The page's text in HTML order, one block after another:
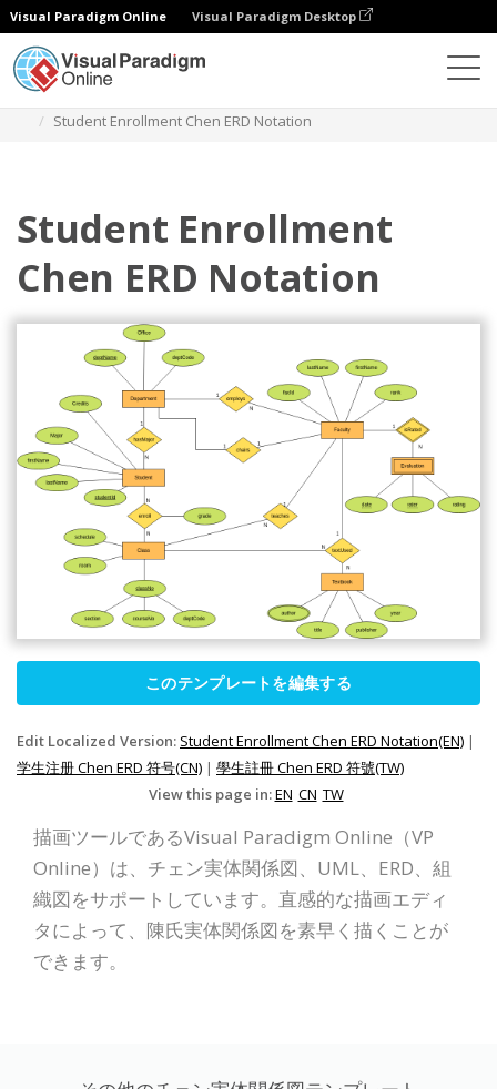
Visual Paradigm Online Visual Paradigm Desktop
Student Enrollment Chen ERD Notation
Student Enrollment
Chen ERD Notation
このテンプレートを編集する
Edit Localized Version: Student Enrollment Chen ERD Notation(EN) |
学生注册 Chen ERD 符号(CN) | 學生註冊 Chen ERD 符號(TW)
View this page in:EN CN TW
描画ツールであるVisual Paradigm Online（VP
Online）は、チェン実体関係図、UML、ERD、組
織図をサポートしています。直感的な描画エディ
タによって、陳氏実体関係図を素早く描くことが
できます。